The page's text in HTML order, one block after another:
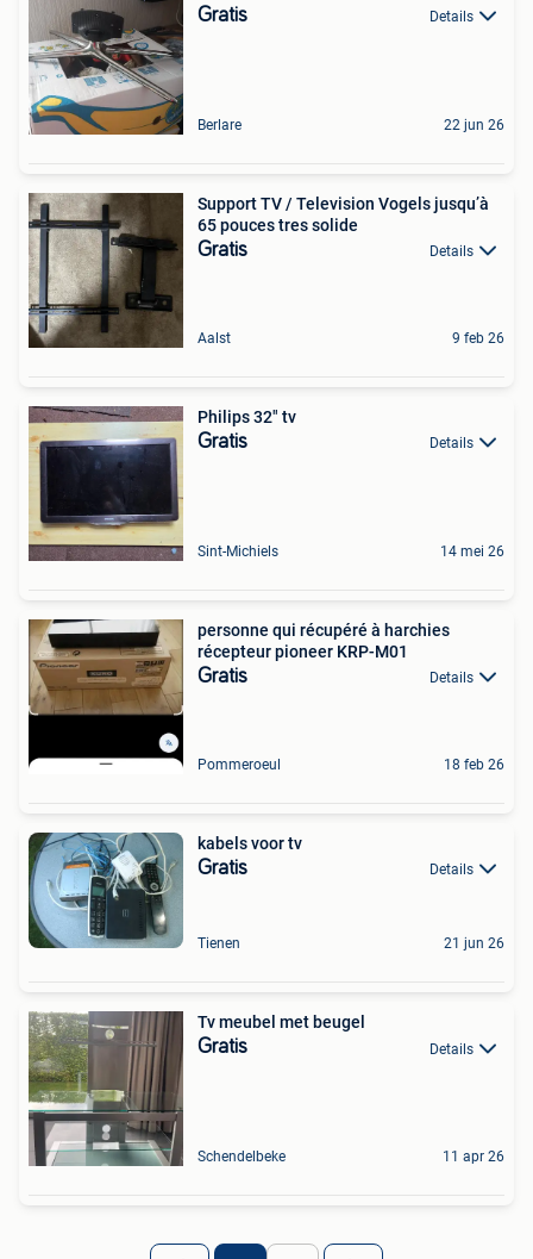
Gratis Details
Berlare 22 jun 26
Support TV / Television Vogels jusqu’à
65 pouces tres solide
Gratis Details
Aalst 9 feb 26
Philips 32" tv
Gratis Details
Sint-Michiels 14 mei 26
personne qui récupéré à harchies
récepteur pioneer KRP-M01
Gratis Details
Pommeroeul 18 feb 26
kabels voor tv
Gratis Details
Tienen 21 jun 26
Tv meubel met beugel
Gratis Details
Schendelbeke 11 apr 26